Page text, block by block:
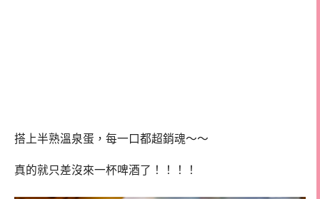
搭上半熟溫泉蛋，每一口都超銷魂～～
真的就只差沒來一杯啤酒了！！！！